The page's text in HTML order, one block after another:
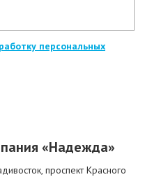
персональных
«Надежда»
проспект Красного